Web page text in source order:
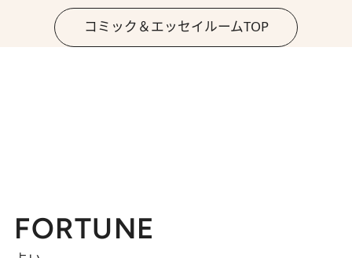
コミック＆エッセイルームTOP
FORTUNE